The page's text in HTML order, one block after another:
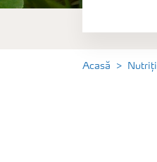
Unelte și
Acasă